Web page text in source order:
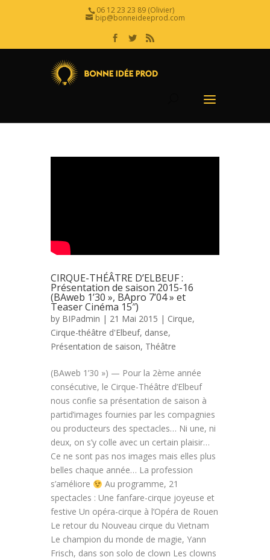
06 12 23 23 89 (Olivier)
bip@bonneideeprod.com
CIRQUE-THÉÂTRE D’ELBEUF :
Présentation de saison 2015-16
(BAweb 1’30 », BApro 7’04 » et
Teaser Cinéma 15″)
by BIPadmin | 21 Mai 2015 | Cirque,
Cirque-théâtre d'Elbeuf, danse,
Présentation de saison, Théâtre
(BAweb 1’30 ») — Pour la 2ème année
consécutive, le Cirque-Théâtre d’Elbeuf
nous confie sa présentation de saison à
partid’images fournies par les compagnies
ou producteurs des spectacles… Ni une, ni
deux, on s’y colle avec un certain plaisir…
Ce ne sont pas nos images mais elles plus
belles chaque année… La profession
s’améliore
Au programme, 21
spectacles : Une fanfare-cirque joyeuse et
festive Un opéra-cirque à l’Opéra de Rouen
Le retour du Nouveau cirque du Vietnam
Le champion du monde de magie, Yann
Frisch, dans son solo de clown Les clowns